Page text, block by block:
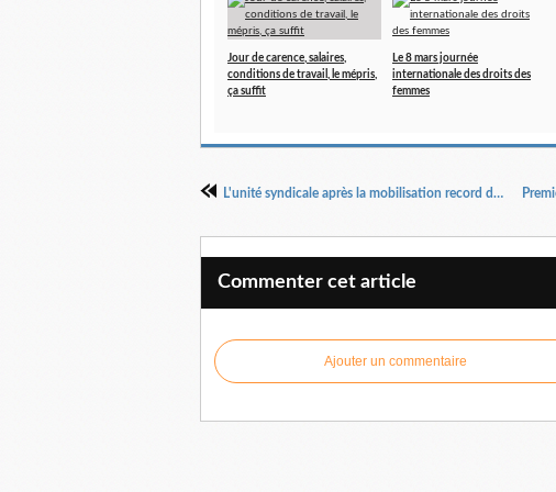
Jour de carence, salaires,
conditions de travail, le mépris,
ça suffit
Le 8 mars journée
internationale des droits des
femmes
L'unité syndicale après la mobilisation record du 19 mars
Commenter cet article
Ajouter un commentaire